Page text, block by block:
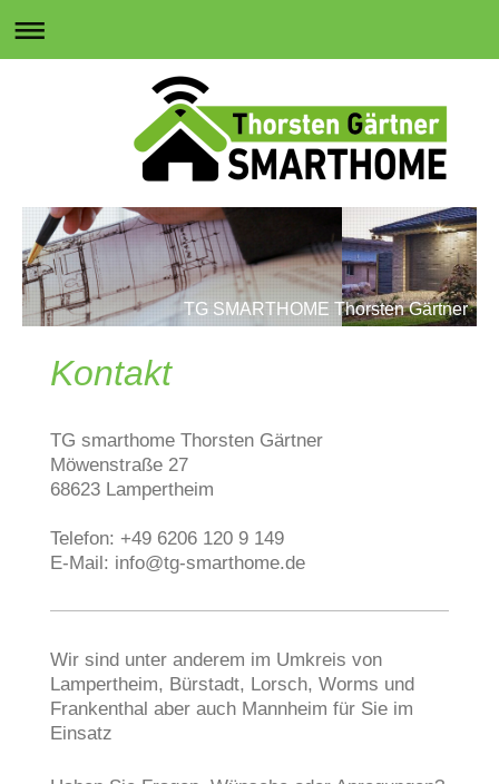
TG SMARTHOME Thorsten Gärtner
Kontakt
TG smarthome Thorsten Gärtner
Möwenstraße 27
68623 Lampertheim
Telefon: +49 6206 120 9 149
E-Mail: info@tg-smarthome.de
Wir sind unter anderem im Umkreis von
Lampertheim, Bürstadt, Lorsch, Worms und
Frankenthal aber auch Mannheim für Sie im
Einsatz